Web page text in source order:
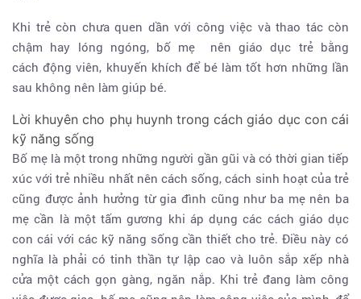
Khi trẻ còn chưa quen dần với công việc và thao tác còn
chậm hay lóng ngóng, bố mẹ nên giáo dục trẻ bằng
cách động viên, khuyến khích để bé làm tốt hơn những lần
sau không nên làm giúp bé.
Lời khuyên cho phụ huynh trong cách giáo dục con cái
kỹ năng sống
Bố mẹ là một trong những người gần gũi và có thời gian tiếp
xúc với trẻ nhiều nhất nên cách sống, cách sinh hoạt của trẻ
cũng được ảnh hưởng từ gia đình cũng như ba mẹ nên ba
mẹ cần là một tấm gương khi áp dụng các cách giáo dục
con cái với các kỹ năng sống cần thiết cho trẻ. Điều này có
nghĩa là phải có tinh thần tự lập cao và luôn sắp xếp nhà
cửa một cách gọn gàng, ngăn nắp. Khi trẻ đang làm công